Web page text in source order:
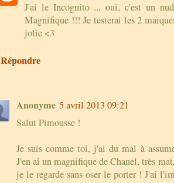
J'ai le Incognito ... oui, c'est un
Magnifique !!! Je testerai les 2
jolie <3
Répondre
Anonyme 5 avril 2013 09:21
Salut Pimousse !
Je suis comme toi, j'ai du mal à
J'en ai un magnifique de Chanel, très
je le regarde sans oser le porter ! J'ai